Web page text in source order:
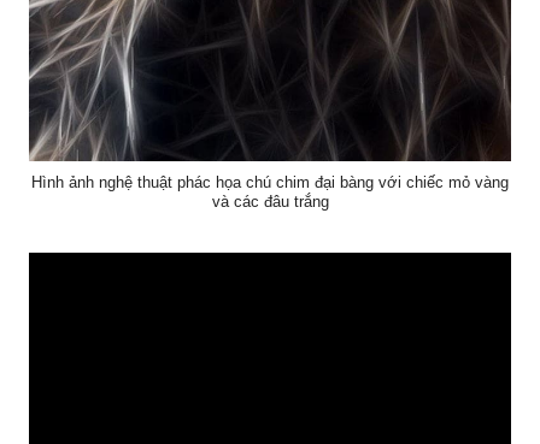
Hình ảnh nghệ thuật phác họa chú chim đại bàng với chiếc mỏ vàng
và các đâu trắng